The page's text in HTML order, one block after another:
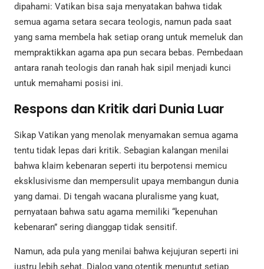
dipahami: Vatikan bisa saja menyatakan bahwa tidak
semua agama setara secara teologis, namun pada saat
yang sama membela hak setiap orang untuk memeluk dan
mempraktikkan agama apa pun secara bebas. Pembedaan
antara ranah teologis dan ranah hak sipil menjadi kunci
untuk memahami posisi ini.
Respons dan Kritik dari Dunia Luar
Sikap Vatikan yang menolak menyamakan semua agama
tentu tidak lepas dari kritik. Sebagian kalangan menilai
bahwa klaim kebenaran seperti itu berpotensi memicu
eksklusivisme dan mempersulit upaya membangun dunia
yang damai. Di tengah wacana pluralisme yang kuat,
pernyataan bahwa satu agama memiliki “kepenuhan
kebenaran” sering dianggap tidak sensitif.
Namun, ada pula yang menilai bahwa kejujuran seperti ini
justru lebih sehat. Dialog yang otentik menuntut setiap